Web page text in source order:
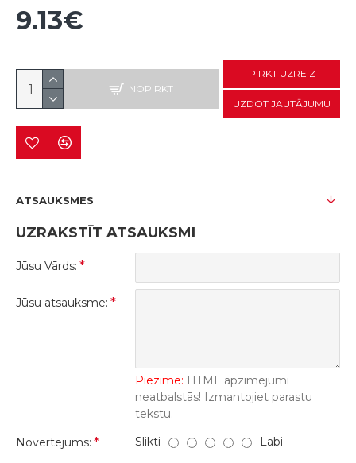
9.13€
NOPIRKT
PIRKT UZREIZ
UZDOT JAUTĀJUMU
ATSAUKSMES
UZRAKSTĪT ATSAUKSMI
Jūsu Vārds:
Jūsu atsauksme:
Piezīme: HTML apzīmējumi
neatbalstās! Izmantojiet parastu
tekstu.
Novērtējums:
Slikti Labi